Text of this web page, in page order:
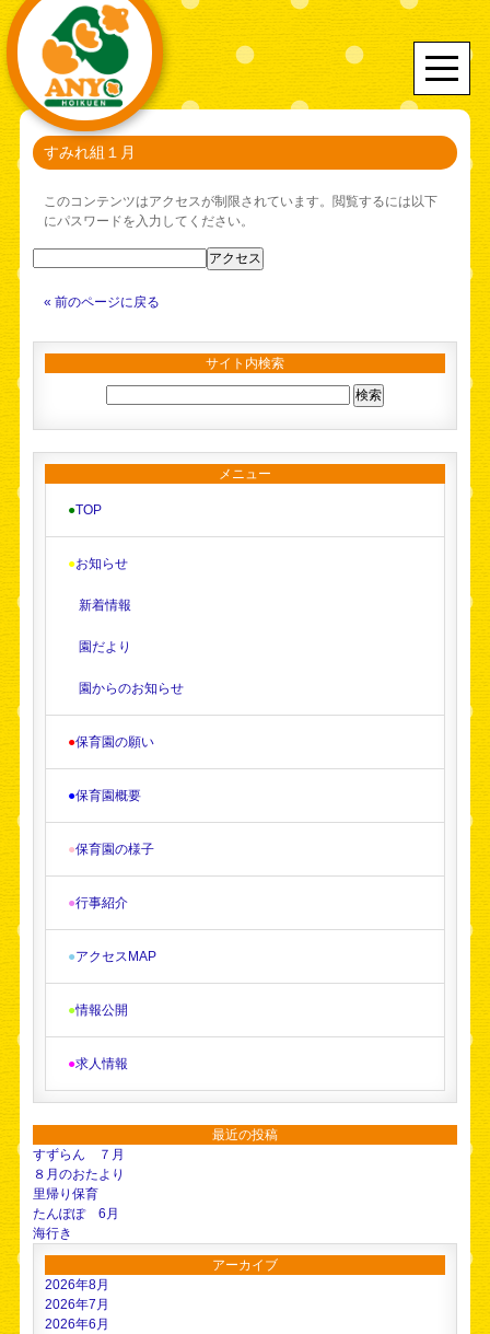
すみれ組１月
このコンテンツはアクセスが制限されています。閲覧するには以下
にパスワードを入力してください。
« 前のページに戻る
サイト内検索
メニュー
●TOP
●お知らせ
新着情報
園だより
園からのお知らせ
●保育園の願い
●保育園概要
●保育園の様子
●行事紹介
●アクセスMAP
●情報公開
●求人情報
最近の投稿
すずらん ７月
８月のおたより
里帰り保育
たんぽぽ 6月
海行き
アーカイブ
2026年8月
2026年7月
2026年6月